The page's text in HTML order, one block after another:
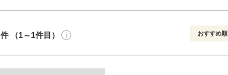
解除
件 （1～1件目） おすすめ順